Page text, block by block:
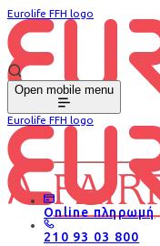
Eurolife FFH logo
Open mobile menu
Eurolife FFH logo
Online πληρωμή
210 93 03 800